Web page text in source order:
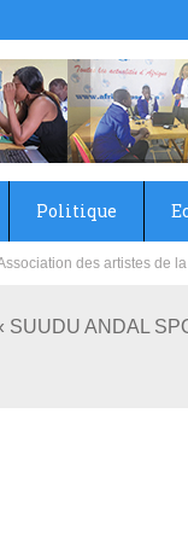
Politique
les écoles primaire et
SUUDU ANDAL